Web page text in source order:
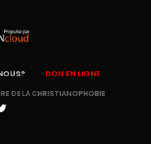
DON EN LIGNE
DE LA CHRISTIANOPHOBIE